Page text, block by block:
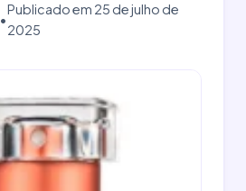
•
Publicado em 25 de julho de
2025